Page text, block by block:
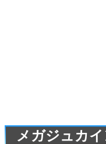
メガジュカ